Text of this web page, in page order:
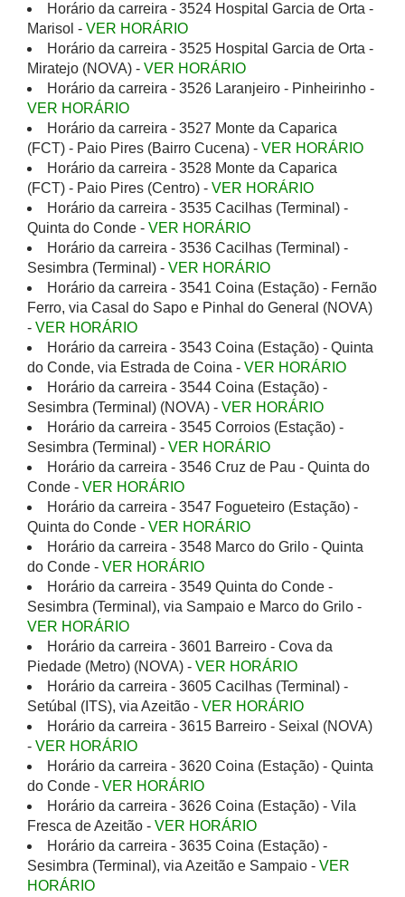
Horário da carreira - 3524 Hospital Garcia de Orta -
Marisol - VER HORÁRIO
Horário da carreira - 3525 Hospital Garcia de Orta -
Miratejo (NOVA) - VER HORÁRIO
Horário da carreira - 3526 Laranjeiro - Pinheirinho -
VER HORÁRIO
Horário da carreira - 3527 Monte da Caparica
(FCT) - Paio Pires (Bairro Cucena) - VER HORÁRIO
Horário da carreira - 3528 Monte da Caparica
(FCT) - Paio Pires (Centro) - VER HORÁRIO
Horário da carreira - 3535 Cacilhas (Terminal) -
Quinta do Conde - VER HORÁRIO
Horário da carreira - 3536 Cacilhas (Terminal) -
Sesimbra (Terminal) - VER HORÁRIO
Horário da carreira - 3541 Coina (Estação) - Fernão
Ferro, via Casal do Sapo e Pinhal do General (NOVA)
- VER HORÁRIO
Horário da carreira - 3543 Coina (Estação) - Quinta
do Conde, via Estrada de Coina - VER HORÁRIO
Horário da carreira - 3544 Coina (Estação) -
Sesimbra (Terminal) (NOVA) - VER HORÁRIO
Horário da carreira - 3545 Corroios (Estação) -
Sesimbra (Terminal) - VER HORÁRIO
Horário da carreira - 3546 Cruz de Pau - Quinta do
Conde - VER HORÁRIO
Horário da carreira - 3547 Fogueteiro (Estação) -
Quinta do Conde - VER HORÁRIO
Horário da carreira - 3548 Marco do Grilo - Quinta
do Conde - VER HORÁRIO
Horário da carreira - 3549 Quinta do Conde -
Sesimbra (Terminal), via Sampaio e Marco do Grilo -
VER HORÁRIO
Horário da carreira - 3601 Barreiro - Cova da
Piedade (Metro) (NOVA) - VER HORÁRIO
Horário da carreira - 3605 Cacilhas (Terminal) -
Setúbal (ITS), via Azeitão - VER HORÁRIO
Horário da carreira - 3615 Barreiro - Seixal (NOVA)
- VER HORÁRIO
Horário da carreira - 3620 Coina (Estação) - Quinta
do Conde - VER HORÁRIO
Horário da carreira - 3626 Coina (Estação) - Vila
Fresca de Azeitão - VER HORÁRIO
Horário da carreira - 3635 Coina (Estação) -
Sesimbra (Terminal), via Azeitão e Sampaio - VER
HORÁRIO